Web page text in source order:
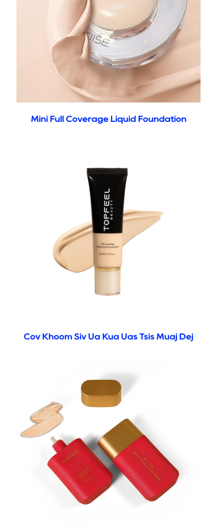
Mini Full Coverage Liquid Foundation
Cov Khoom Siv Ua Kua Uas Tsis Muaj Dej